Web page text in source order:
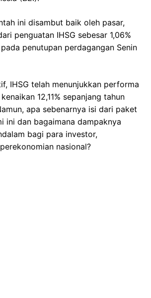
ini disambut baik oleh pasar,
penguatan IHSG sebesar 1,06%
pada penutupan perdagangan Senin
IHSG telah menunjukkan performa
12,11% sepanjang tahun
apa sebenarnya isi dari paket
ini dan bagaimana dampaknya
bagi para investor,
nasional?